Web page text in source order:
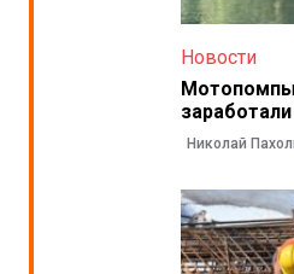
Новости
Мотопомпы
Николай